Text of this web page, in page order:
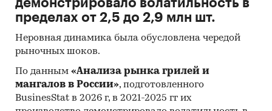
спланировать объемы выпуска под
реальный спрос в каждом регионе.
В категорию «карнизы для штор, лампочки,
решетки, заборы, другие аксессуары для
дома и сада» входят суммарно (без
сегментации по видам): карнизы для штор и
ковров из дерева и пластмассы, фурнитура для
демонстрировало волатильность в
пределах от 2,5 до 2,9 млн шт.
Неровная динамика была обусловлена чередой
рыночных шоков.
По данным «Анализа рынка грилей и
мангалов в России», подготовленного
BusinesStat в 2026 г, в 2021-2025 гг их